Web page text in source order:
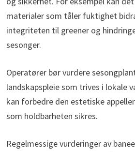
materialer som tåler fuktighet
integriteten til greener og
sesonger.
Operatører bør vurdere
landskapspleie som trives i lokale
kan forbedre den estetiske
som holdbarheten sikres.
Regelmessige vurderinger av